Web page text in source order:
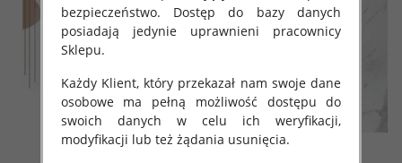
bezpieczeństwo. Dostęp do bazy danych
posiadają jedynie uprawnieni pracownicy
Sklepu.
Każdy Klient, który przekazał nam swoje dane
osobowe ma pełną możliwość dostępu do
swoich danych w celu ich weryfikacji,
modyfikacji lub też żądania usunięcia.